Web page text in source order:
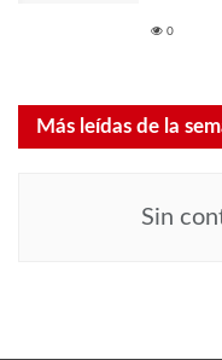
0
Más leídas de la
Sin